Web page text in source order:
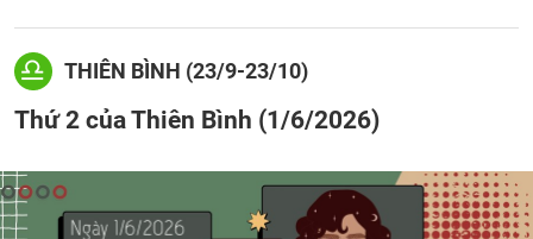
THIÊN BÌNH (23/9-23/10)
Thứ 2 của Thiên Bình (1/6/2026)